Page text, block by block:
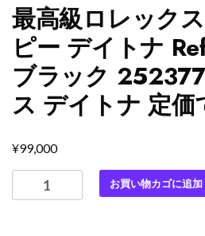
最高級ロレック
ピー デイトナ
ブラック
ス デイトナ 定価
¥99,000
高
お買い物カゴに追加